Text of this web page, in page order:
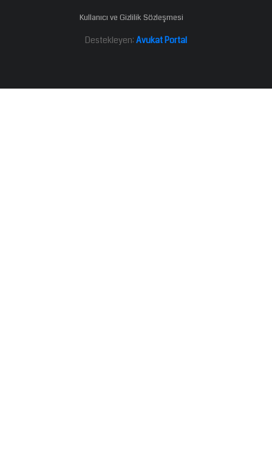
Kullanıcı ve Gizlilik Sözleşmesi
Destekleyen: Avukat Portal